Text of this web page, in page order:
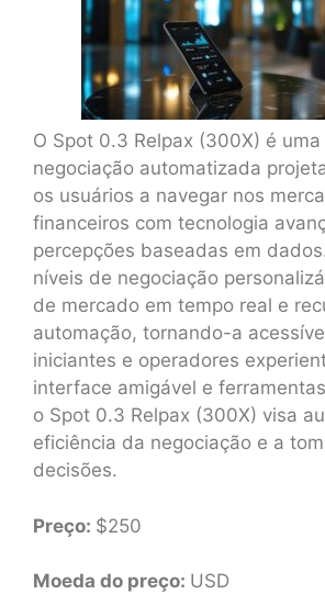
O Spot 0.3 Relpax (300X) é
negociação automatizada
os usuários a navegar nos
financeiros com tecnologia
percepções baseadas em
níveis de negociação
de mercado em tempo real e
automação, tornando-a
iniciantes e operadores
interface amigável e
o Spot 0.3 Relpax (300X) visa
eficiência da negociação e a
decisões.
Preço: $250
Moeda do preço: USD